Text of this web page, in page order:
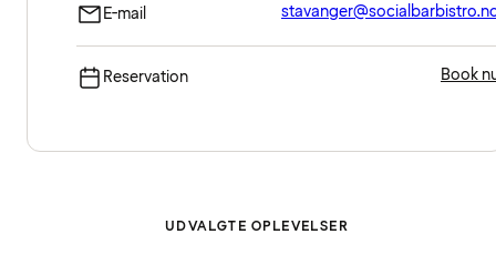
E-mail
Reservation Book
UDVALGTE OPLEVELSER